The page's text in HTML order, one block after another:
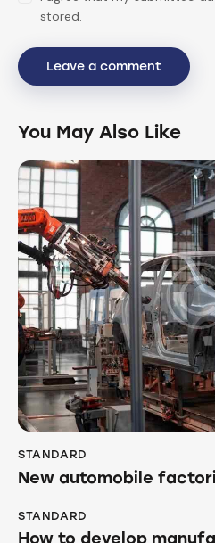
stored.
You May Also Like
STANDARD
New automobile
STANDARD
How to develop